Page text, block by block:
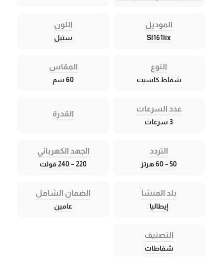
الموديل
Sl161lix
اللون
ستيل
النوع
شفاط كاسيت
المقاس
60 سم
عدد السرعات
3 سرعات
القدرة
التردد
50 – 60 هرتز
الجهد الكهربائي
220 – 240 فولت
بلد المنشأ
إيطاليا
الضمان الشامل
عامين
التصنيف
شفاطات